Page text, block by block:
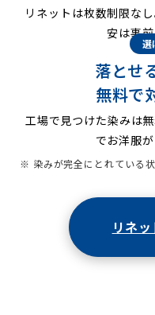
リネットは枚数制限な
安は事前
選
落とせ
無料で
工場で見つけた染みは
でお洋服
※ 染みが完全にとれている
リネ